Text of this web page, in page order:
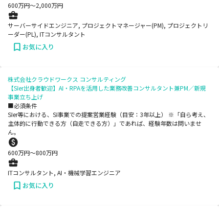
600万円〜2,000万円
サーバーサイドエンジニア, プロジェクトマネージャー(PM), プロジェクトリ
ーダー(PL), ITコンサルタント
お気に入り
株式会社クラウドワークス コンサルティング
【SIer出身者歓迎】AI・RPAを活用した業務改善コンサルタント兼PM／新規
事業立ち上げ
■必須条件
SIer等における、SI事業での提案営業経験（目安：3年以上） ※「自ら考え、
主体的に行動できる方（自走できる方）」であれば、経験年数は問いませ
ん。
600万円〜800万円
ITコンサルタント, AI・機械学習エンジニア
お気に入り